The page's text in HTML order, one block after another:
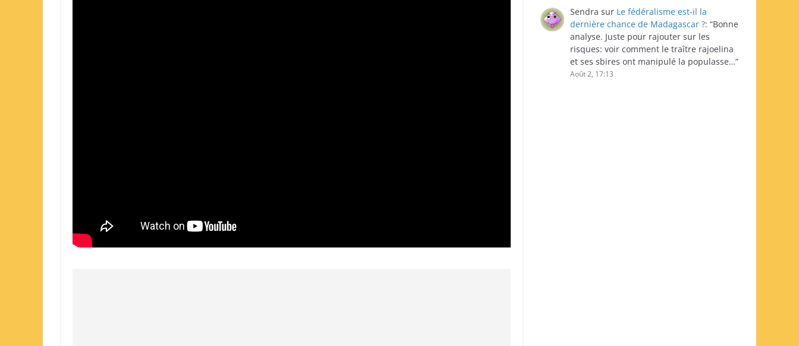
Sendra sur Le fédéralisme est-il la
dernière chance de Madagascar ?: “Bonne
analyse. Juste pour rajouter sur les
risques: voir comment le traître rajoelina
et ses sbires ont manipulé la populasse…”
Août 2, 17:13